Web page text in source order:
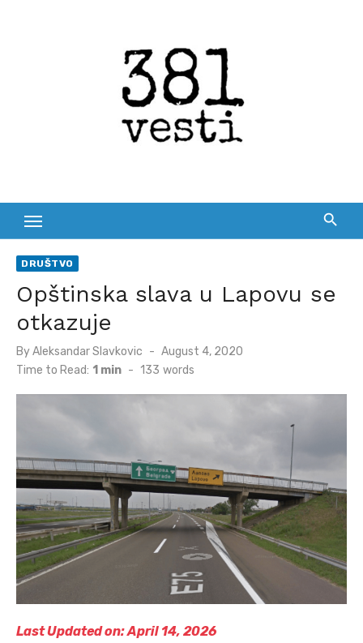
DRUŠTVO
Opštinska slava u Lapovu se
otkazuje
ByAleksandar Slavkovic
Posted
on
August 4, 2020
Time to Read: 1 min - 133 words
Last Updated on: April 14, 2026